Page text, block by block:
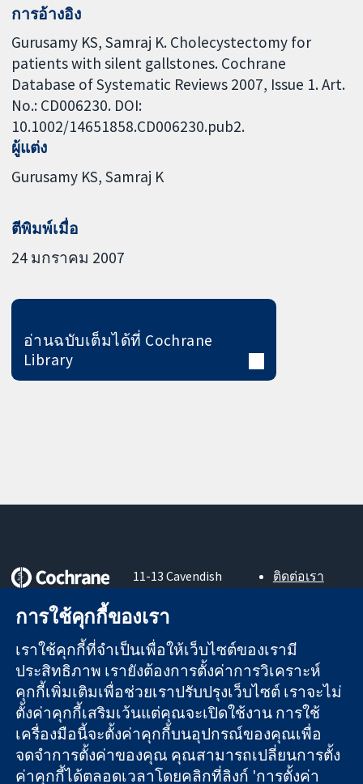
การอ้างอิง
Gurusamy KS, Samraj K. Cholecystectomy for
patients with silent gallstones. Cochrane
Database of Systematic Reviews 2007, Issue 1. Art.
No.: CD006230. DOI:
10.1002/14651858.CD006230.pub2.
ผู้แต่ง
Gurusamy KS Samraj K
ตีพิมพ์เมื่อ
24 มกราคม 2007
อ่านฉบับเต็มได้ที่ Cochrane
Library
หลักฐานที่เชื่อถือ
ได้
สู่การตัดสินใจ
อย่างมีข้อมูล
เพื่อสุขภาพที่ดีขึ้น
11-13 Cavendish
London
United Kingdom
ติดต่อเรา
About us
ตำแหน่งงาน
Cochrane
Library
The Cochrane Collaboration เป็นองค์กรการกุศล (เลขที่ 1045921)
และบริษัทจำกัดโดยการค้ำประกัน (เลขที่ 03044323) ที่จดทะเบียน
การใช้คุกกี้ของเรา
เราใช้คุกกี้ที่จำเป็นเพื่อให้เว็บไซต์ของเรามี
ประสิทธิภาพ เรายังต้องการตั้งค่าการวิเคราะห์
คุกกี้เพิ่มเติมเพื่อช่วยเราปรับปรุงเว็บไซต์ เราจะไม่
ตั้งค่าคุกกี้เสริมเว้นแต่คุณจะเปิดใช้งาน การใช้
เครื่องมือนี้จะตั้งค่าคุกกี้บนอุปกรณ์ของคุณเพื่อ
จดจำการตั้งค่าของคุณ คุณสามารถเปลี่ยนการตั้ง
ค่าคุกกี้ได้ตลอดเวลาโดยคลิกที่ลิงก์ 'การตั้งค่า